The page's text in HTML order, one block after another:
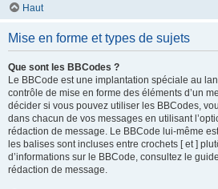
Haut
Mise en forme et types de sujets
Que sont les BBCodes ?
Le BBCode est une implantation spéciale au
contrôle de mise en forme des éléments d’un
décider si vous pouvez utiliser les BBCodes,
dans chacun de vos messages en utilisant
rédaction de message. Le BBCode lui-même
les balises sont incluses entre crochets [ et ]
d’informations sur le BBCode, consultez le
rédaction de message.